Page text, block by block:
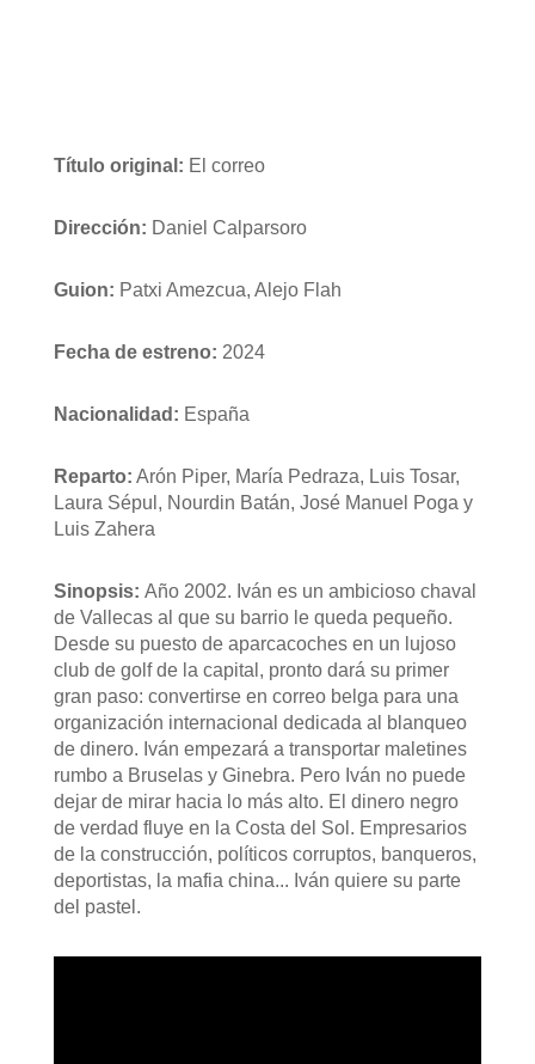
Título original: El correo
Dirección: Daniel Calparsoro
Guion: Patxi Amezcua, Alejo Flah
Fecha de estreno: 2024
Nacionalidad: España
Reparto: Arón Piper, María Pedraza, Luis Tosar,
Laura Sépul, Nourdin Batán, José Manuel Poga y
Luis Zahera
Sinopsis: Año 2002. Iván es un ambicioso chaval
de Vallecas al que su barrio le queda pequeño.
Desde su puesto de aparcacoches en un lujoso
club de golf de la capital, pronto dará su primer
gran paso: convertirse en correo belga para una
organización internacional dedicada al blanqueo
de dinero. Iván empezará a transportar maletines
rumbo a Bruselas y Ginebra. Pero Iván no puede
dejar de mirar hacia lo más alto. El dinero negro
de verdad fluye en la Costa del Sol. Empresarios
de la construcción, políticos corruptos, banqueros,
deportistas, la mafia china... Iván quiere su parte
del pastel.